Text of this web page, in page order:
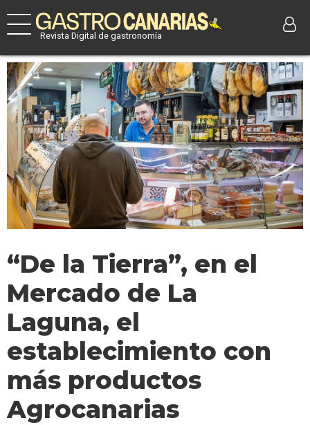
Revista Digital de gastronomía
“De la Tierra”, en el
Mercado de La
Laguna, el
establecimiento con
más productos
Agrocanarias